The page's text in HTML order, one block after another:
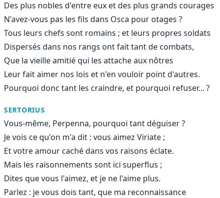
Des plus nobles d'entre eux et des plus grands courages
N'avez-vous pas les fils dans Osca pour otages ?
Tous leurs chefs sont romains ; et leurs propres soldats
Dispersés dans nos rangs ont fait tant de combats,
Que la vieille amitié qui les attache aux nôtres
Leur fait aimer nos lois et n'en vouloir point d'autres.
Pourquoi donc tant les craindre, et pourquoi refuser... ?
SERTORIUS
Vous-même, Perpenna, pourquoi tant déguiser ?
Je vois ce qu'on m'a dit : vous aimez Viriate ;
Et votre amour caché dans vos raisons éclate.
Mais les raisonnements sont ici superflus ;
Dites que vous l'aimez, et je ne l'aime plus.
Parlez : je vous dois tant, que ma reconnaissance